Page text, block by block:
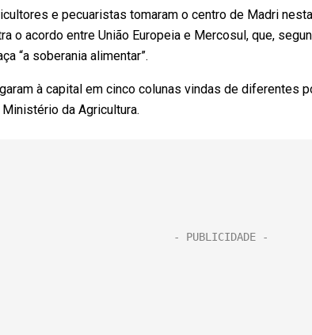
e pecuaristas tomaram o centro de Madri
o acordo entre União Europeia e Mercosul, que,
“a soberania alimentar”.
à capital em cinco colunas vindas de diferentes
da Agricultura.